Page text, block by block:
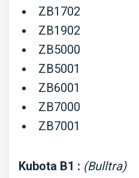
ZB1702
ZB1902
ZB5000
ZB5001
ZB6001
ZB7000
ZB7001
Kubota B1 : (Bulltra)